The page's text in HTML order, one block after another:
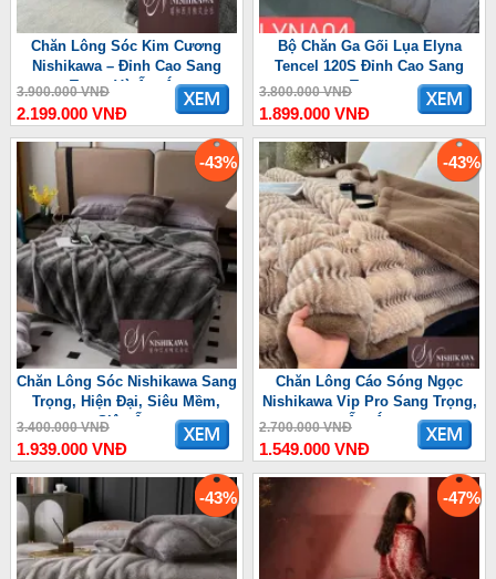
Chăn Lông Sóc Kim Cương
Nishikawa – Đỉnh Cao Sang
Trọng Và Ấm Áp
3.900.000 VNĐ
2.199.000 VNĐ
Bộ Chăn Ga Gối Lụa Elyna
Tencel 120S Đỉnh Cao Sang
Trọng
3.800.000 VNĐ
1.899.000 VNĐ
-43%
Chăn Lông Sóc Nishikawa Sang
Trọng, Hiện Đại, Siêu Mềm,
Siêu Ấm
3.400.000 VNĐ
1.939.000 VNĐ
-43%
Chăn Lông Cáo Sóng Ngọc
Nishikawa Vip Pro Sang Trọng,
Ấm Áp
2.700.000 VNĐ
1.549.000 VNĐ
-43% -47%